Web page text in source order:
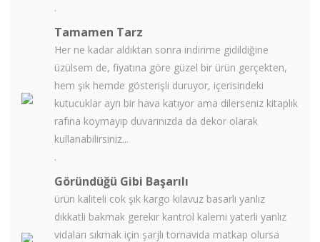
.
Tamamen Tarz
Her ne kadar aldıktan sonra indirime gidildiğine
üzülsem de, fiyatına göre güzel bir ürün gerçekten,
hem şık hemde gösterişli duruyor, içerisindeki
kutucuklar ayrı bir hava katıyor ama dilerseniz kitaplık
rafına koymayıp duvarınızda da dekor olarak
kullanabilirsiniz...
.
Göründüğü Gibi Başarılı
ürün kaliteli cok şık kargo kılavuz basarlı yanlız
dıkkatli bakmak gerekır kantrol kalemi yaterli yanlız
vidaları sıkmak için şarjlı tornavida matkap olursa